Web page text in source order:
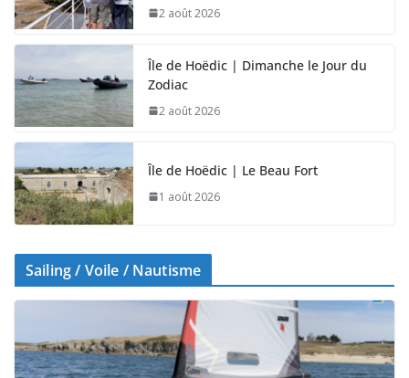
2 août 2026
Île de Hoëdic | Dimanche le Jour du
Zodiac
2 août 2026
Île de Hoëdic | Le Beau Fort
1 août 2026
Sailing / Voile / Nautisme